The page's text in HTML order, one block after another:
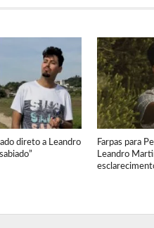
direto a Leandro
Farpas para
Leandro